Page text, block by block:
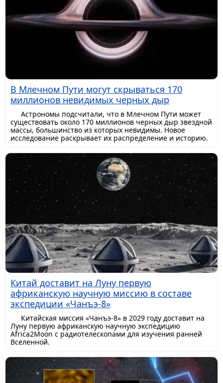
В Млечном Пути могут скрываться 170
миллионов невидимых черных дыр
Астрономы подсчитали, что в Млечном Пути может
существовать около 170 миллионов черных дыр звездной
массы, большинство из которых невидимы. Новое
исследование раскрывает их распределение и историю.
Китай доставит на Луну первую
африканскую научную миссию в составе
экспедиции «Чанъэ-8»
Китайская миссия «Чанъэ-8» в 2029 году доставит на
Луну первую африканскую научную экспедицию
Africa2Moon с радиотелескопами для изучения ранней
Вселенной.